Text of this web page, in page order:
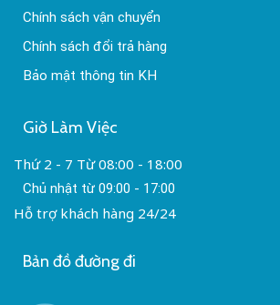
Chính sách vận chuyển
Chính sách đổi trả hàng
Bảo mật thông tin KH
Giờ Làm Việc
Thứ 2 - 7 Từ 08:00 - 18:00
Chủ nhật từ 09:00 - 17:00
Hỗ trợ khách hàng 24/24
Bản đồ đường đi